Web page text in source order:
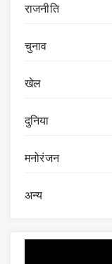
राजनीति
चुनाव
खेल
दुनिया
मनोरंजन
अन्य